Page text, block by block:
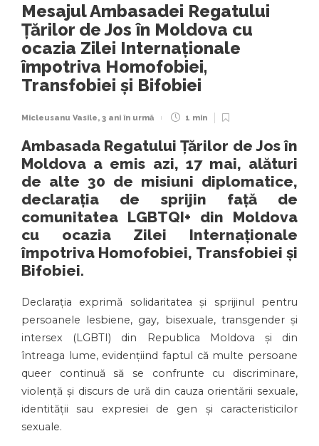
Mesajul Ambasadei Regatului
Țărilor de Jos în Moldova cu
ocazia Zilei Internaționale
împotriva Homofobiei,
Transfobiei și Bifobiei
Micleusanu Vasile, 3 ani în urmă 1 min
Ambasada Regatului Țărilor de Jos în
Moldova a emis azi, 17 mai, alături
de alte 30 de misiuni diplomatice,
declarația de sprijin față de
comunitatea LGBTQI+ din Moldova
cu ocazia Zilei Internaționale
împotriva Homofobiei, Transfobiei și
Bifobiei.
Declarația exprimă solidaritatea și sprijinul pentru
persoanele lesbiene, gay, bisexuale, transgender și
intersex (LGBTI) din Republica Moldova și din
întreaga lume, evidențiind faptul că multe persoane
queer continuă să se confrunte cu discriminare,
violență și discurs de ură din cauza orientării sexuale,
identității sau expresiei de gen și caracteristicilor
sexuale.